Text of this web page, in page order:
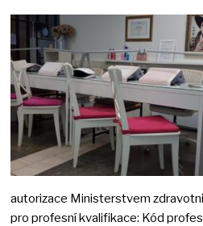
autorizace Ministerstvem
pro profesní kvalifikace: Kód